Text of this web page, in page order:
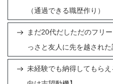
（通過できる職歴作り）
まだ20代だしただのフリ
っさと友人に先を越された
未経験でも納得してもら